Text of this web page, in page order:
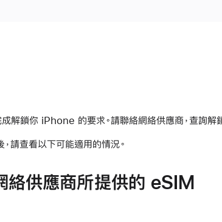
解鎖你 iPhone 的要求。請聯絡網絡供應商，查詢解
請查看以下可能適用的情況。
絡供應商所提供的 eSIM